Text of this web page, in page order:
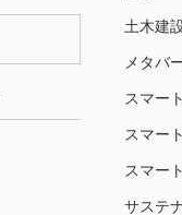
土木建
メタバ
スマー
スマー
スマー
サステ